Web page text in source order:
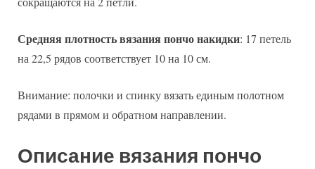
Средняя плотность вязания пончо накидки: 17 петель
на 22,5 рядов соответствует 10 на 10 см.
Внимание: полочки и спинку вязать единым полотном
рядами в прямом и обратном направлении.
Описание вязания пончо